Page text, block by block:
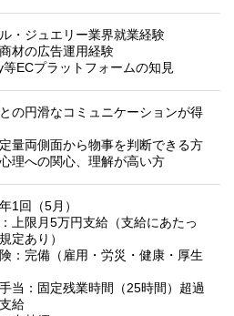
ル・ジュエリー業界就業経験
材の広告運用経験
等ECプラットフォームの知見
との円滑なコミュニケーションが得
定量両側面から物事を判断できる方
心理への関心、理解が高い方
1回（5月）
上限月5万円支給（支給にあたっ
定あり）
険：完備（雇用・労災・健康・厚生
手当：固定残業時間（25時間）超過
給